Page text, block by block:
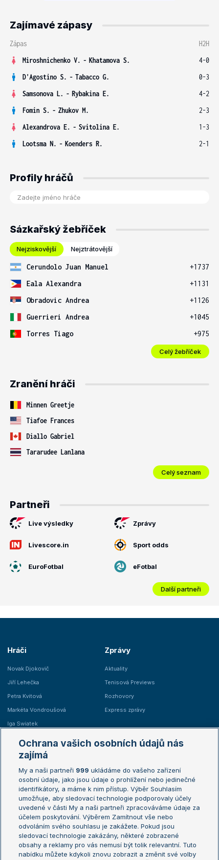
Zajímavé zápasy
Zápas
H2H
Miroshnichenko V. - Khatamova S.
4-0
D'Agostino S. - Tabacco G.
0-3
Samsonova L. - Rybakina E.
4-2
Fomin S. - Zhukov M.
2-3
Alexandrova E. - Svitolina E.
1-3
Lootsma N. - Koenders R. 2-1
Profily hráčů
Sázkařský žebříček
Nejziskovější Nejztrátovější
Cerundolo Juan Manuel
+1737
Eala Alexandra
+1131
Obradovic Andrea
+1126
Guerrieri Andrea
+1045
Torres Tiago
+975
Celý žebříček
Zranění hráči
Minnen Greetje
Tiafoe Frances
Diallo Gabriel
Tararudee Lanlana
Celý seznam
Partneři
Live výsledky Zprávy
Livescore.in Sport odds
EuroFotbal eFotbal
Další partneři
Hráči
Novak Djokovič
Jiří Lehečka
Petra Kvitová
Markéta Vondroušová
Iga Swiatek
Zprávy
Aktuality
Tenisová Previews
Rozhovory
Express zprávy
Žebříčky
Žebříček ATP (muži)
Žebříček WTA (ženy)
Sázkařský žebříček
Australian Open
French Open
Wimbledon
US Open
Turnaj mistrů
Turnaj mistryň
Aktualní trendy
Ochrana vašich osobních údajů nás
zajímá
My a naši partneři 999 ukládáme do vašeho zařízení
osobní údaje, jako jsou údaje o prohlížení nebo jedinečné
identifikátory, a máme k nim přístup. Výběr Souhlasím
umožňuje, aby sledovací technologie podporovaly účely
uvedené v části My a naši partneři zpracováváme údaje za
účelem poskytování. Výběrem Zamítnout vše nebo
odvoláním svého souhlasu je zakážete. Pokud jsou
sledovací technologie zakázány, některé zobrazené
obsahy a reklamy pro vás nemusí být tolik relevantní. Tuto
nabídku můžete kdykoli znovu zobrazit a změnit své volby